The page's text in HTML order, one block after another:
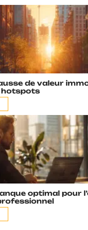
de valeur
hotspots
optimal pour